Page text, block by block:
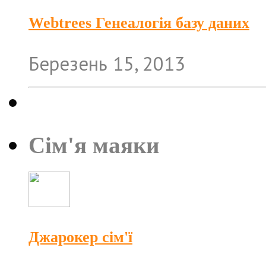
Webtrees Генеалогія базу даних
Березень 15, 2013
Сім'я маяки
Джарокер сім'ї